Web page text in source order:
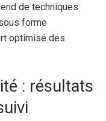
de techniques
forme
optimisé des
: résultats